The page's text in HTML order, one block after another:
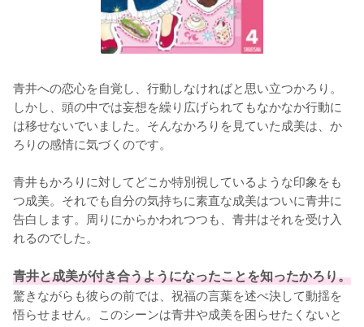
青井への恋心を自覚し、行動しなければと思い立つかろり。
しかし、頭の中では妄想を繰り広げられてもなかなか行動に
は移せないでいました。そんなかろりを見ていた成美は、か
ろりの感情に気づくのです。
青井もかろりに対してどこか特別視しているような印象をも
つ成美。それでも自分の気持ちに素直な成美はついに青井に
告白します。周りにからかわれつつも、青井はそれを受け入
れるのでした。
青井と成美が付き合うようになったことを知ったかろり。
驚きながらも彼らの前では、祝福の言葉を述べ決して動揺を
悟らせません。このシーンは青井や成美を困らせたくないと